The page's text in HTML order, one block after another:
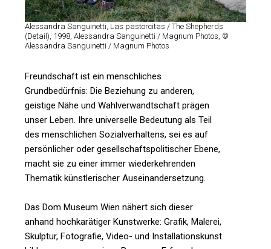
Alessandra Sanguinetti, Las pastorcitas / The Shepherds
(Detail), 1998, Alessandra Sanguinetti / Magnum Photos, ©
Alessandra Sanguinetti / Magnum Photos
Freundschaft ist ein menschliches
Grundbedürfnis: Die Beziehung zu anderen,
geistige Nähe und Wahlverwandtschaft prägen
unser Leben. Ihre universelle Bedeutung als Teil
des menschlichen Sozialverhaltens, sei es auf
persönlicher oder gesellschaftspolitischer Ebene,
macht sie zu einer immer wiederkehrenden
Thematik künstlerischer Auseinandersetzung.
Das Dom Museum Wien nähert sich dieser
anhand hochkarätiger Kunstwerke: Grafik, Malerei,
Skulptur, Fotografie, Video- und Installationskunst